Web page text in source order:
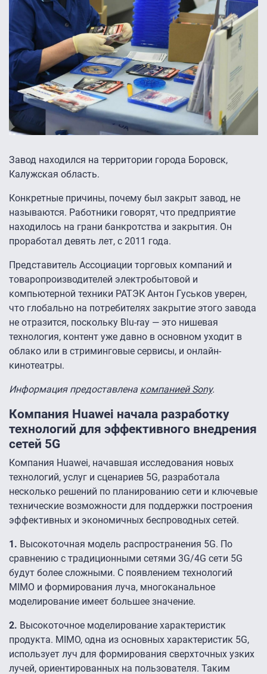
Завод находился на территории города Боровск,
Калужская область.
Конкретные причины, почему был закрыт завод, не
называются. Работники говорят, что предприятие
находилось на грани банкротства и закрытия. Он
проработал девять лет, с 2011 года.
Представитель Ассоциации торговых компаний и
товаропроизводителей электробытовой и
компьютерной техники РАТЭК Антон Гуськов уверен,
что глобально на потребителях закрытие этого завода
не отразится, поскольку Blu-ray — это нишевая
технология, контент уже давно в основном уходит в
облако или в стриминговые сервисы, и онлайн-
кинотеатры.
Информация предоставлена компанией Sony.
Компания Huawei начала разработку
технологий для эффективного внедрения
сетей 5G
Компания Huawei, начавшая исследования новых
технологий, услуг и сценариев 5G, разработала
несколько решений по планированию сети и ключевые
технические возможности для поддержки построения
эффективных и экономичных беспроводных сетей.
1. Высокоточная модель распространения 5G. По
сравнению с традиционными сетями 3G/4G сети 5G
будут более сложными. С появлением технологий
MIMO и формирования луча, многоканальное
моделирование имеет большее значение.
2. Высокоточное моделирование характеристик
продукта. MIMO, одна из основных характеристик 5G,
использует луч для формирования сверхточных узких
лучей, ориентированных на пользователя. Таким